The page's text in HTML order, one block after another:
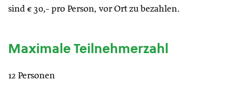
sind € 30,- pro Person, vor Ort zu bezahlen.
Maximale Teilnehmerzahl
12 Personen